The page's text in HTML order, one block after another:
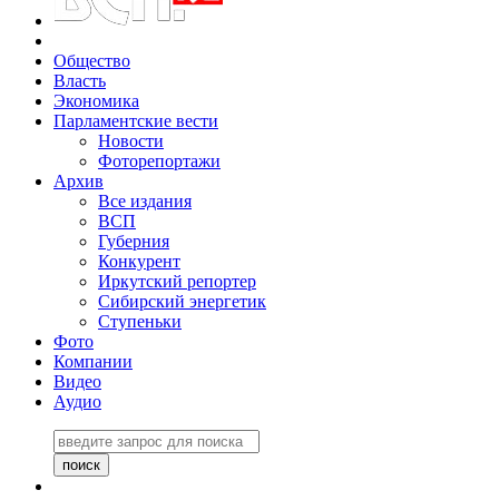
Общество
Власть
Экономика
Парламентские вести
Новости
Фоторепортажи
Архив
Все издания
ВСП
Губерния
Конкурент
Иркутский репортер
Сибирский энергетик
Ступеньки
Фото
Компании
Видео
Аудио